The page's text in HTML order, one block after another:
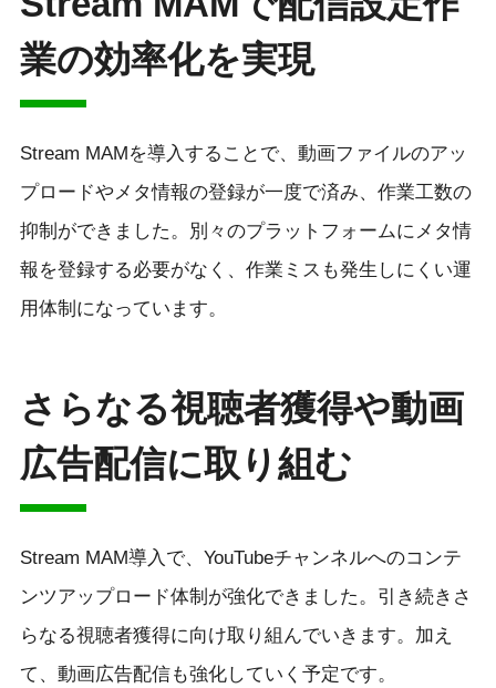
業の効率化を実現
Stream MAMを導入することで、動画ファイルのアッ
プロードやメタ情報の登録が一度で済み、作業工数の
抑制ができました。別々のプラットフォームにメタ情
報を登録する必要がなく、作業ミスも発生しにくい運
用体制になっています。
さらなる視聴者獲得や動画
広告配信に取り組む
Stream MAM導入で、YouTubeチャンネルへのコンテ
ンツアップロード体制が強化できました。引き続きさ
らなる視聴者獲得に向け取り組んでいきます。加え
て、動画広告配信も強化していく予定です。